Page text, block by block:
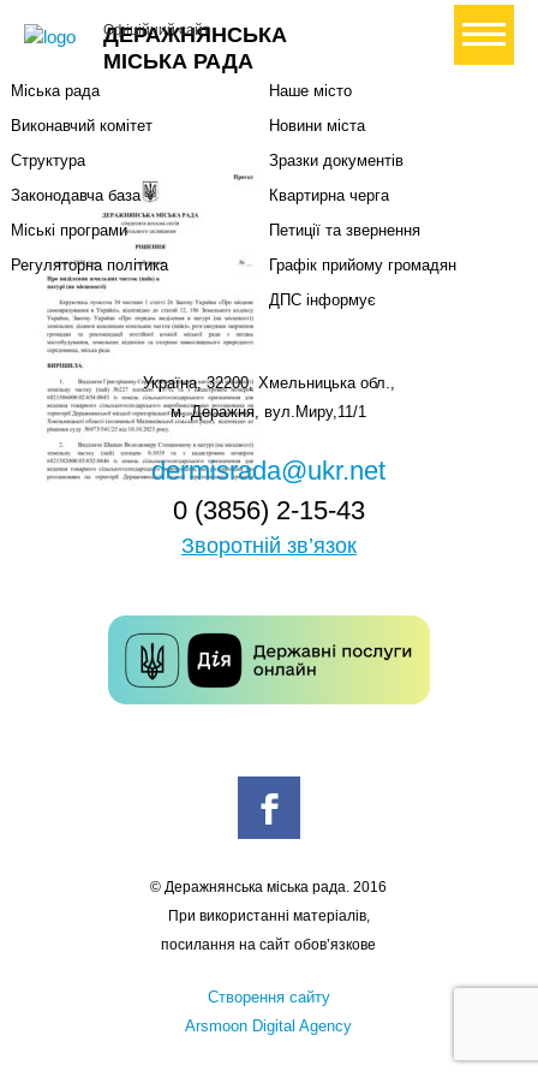
ДЕРАЖНЯНСЬКА
МІСЬКА РАДА
Офіційний сайт+ Створити петицію
Міський голова
Міська рада
Виконавчий комітет
Структура
Законодавча база
Міські програми
Регуляторна політика
Наше місто
Новини міста
Зразки документів
Квартирна черга
Петиції та звернення
Графік прийому громадян
ДПС інформує
Україна, 32200, Хмельницька обл.,
м. Деражня, вул.Миру,11/1
dermisrada@ukr.net
0 (3856) 2-15-43
Зворотній зв’язок
© Деражнянська міська рада. 2016
При використанні матеріалів,
посилання на сайт обов’язкове
Створення сайту
Arsmoon Digital Agency